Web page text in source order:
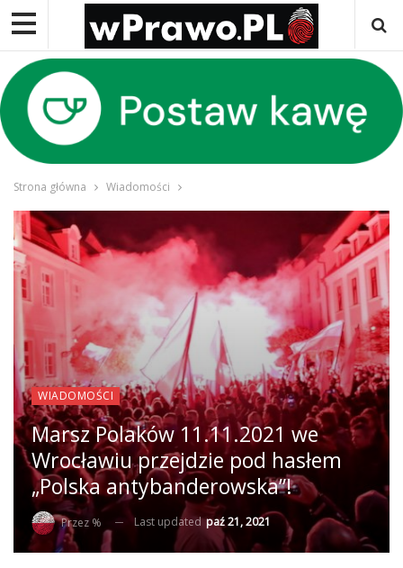
Strona główna Wiadomości
WIADOMOŚCI
Marsz Polaków 11.11.2021 we
Wrocławiu przejdzie pod hasłem
„Polska antybanderowska”!
Przez % Last updatedpaź 21, 2021